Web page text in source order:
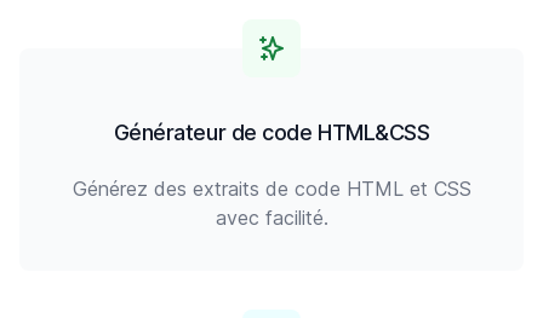
Générateur de code HTML&CSS
Générez des extraits de code HTML et CSS
avec facilité.